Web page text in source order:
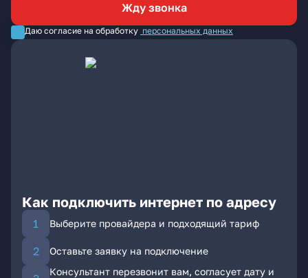
Жду звонка
Даю согласие на обработку персональных данных
Как подключить интернет по адресу
Выберите провайдера и подходящий тариф
Оставьте заявку на подключение
Консультант перезвонит вам, согласует дату и